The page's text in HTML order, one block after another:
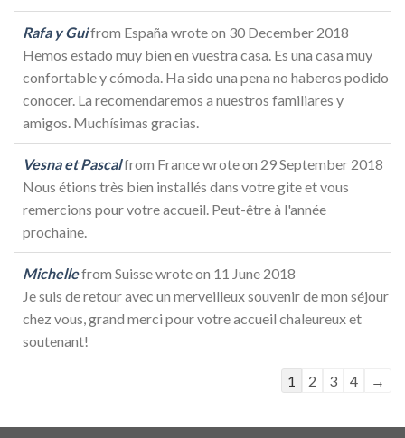
Rafa y Guifrom España wrote on 30 December 2018
Hemos estado muy bien en vuestra casa. Es una casa muy
confortable y cómoda. Ha sido una pena no haberos podido
conocer. La recomendaremos a nuestros familiares y
amigos. Muchísimas gracias.
Vesna et Pascalfrom Francewrote on 29 September 2018
Nous étions très bien installés dans votre gite et vous
remercions pour votre accueil. Peut-être à l'année
prochaine.
Michellefrom Suissewrote on 11 June 2018
Je suis de retour avec un merveilleux souvenir de mon séjour
chez vous, grand merci pour votre accueil chaleureux et
soutenant!
Guestbook
navigation
1 2 3 4 →